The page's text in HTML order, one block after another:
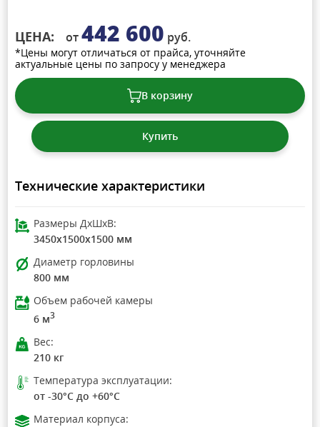
ЦЕНА: от442 600 руб.
*Цены могут отличаться от прайса, уточняйте
актуальные цены по запросу у менеджера
В корзину
Купить
Технические характеристики
Размеры ДхШхВ:
3450x1500x1500 мм
Диаметр горловины
800 мм
Объем рабочей камеры
6 м3
Вес:
210 кг
Температура эксплуатации:
от -30°C до +60°C
Материал корпуса: